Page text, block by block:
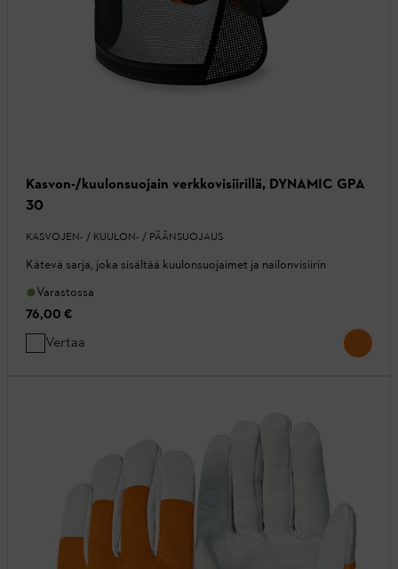
Kasvon-/kuulonsuojain verkkovisiirillä, DYNAMIC GPA
30
KASVOJEN- / KUULON- / PÄÄNSUOJAUS
Kätevä sarja, joka sisältää kuulonsuojaimet ja nailonvisiirin
Varastossa
76,00 €
Vertaa